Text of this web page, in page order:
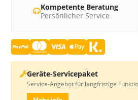
Kompetente Beratung
Persönlicher Service
Geräte-Servicepaket
Service-Angebot für langfristige